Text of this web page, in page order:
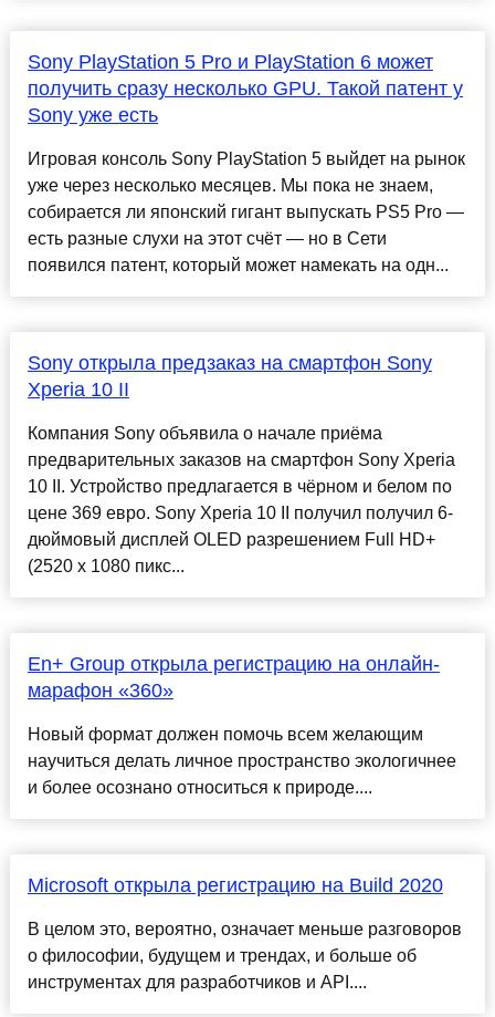
Sony PlayStation 5 Pro и PlayStation 6 может
получить сразу несколько GPU. Такой патент у
Sony уже есть
Игровая консоль Sony PlayStation 5 выйдет на рынок
уже через несколько месяцев. Мы пока не знаем,
собирается ли японский гигант выпускать PS5 Pro —
есть разные слухи на этот счёт — но в Сети
появился патент, который может намекать на одн...
Sony открыла предзаказ на смартфон Sony
Xperia 10 II
Компания Sony объявила о начале приёма
предварительных заказов на смартфон Sony Xperia
10 II. Устройство предлагается в чёрном и белом по
цене 369 евро. Sony Xperia 10 II получил получил 6-
дюймовый дисплей OLED разрешением Full HD+
(2520 х 1080 пикс...
En+ Group открыла регистрацию на онлайн-
марафон «360»
Новый формат должен помочь всем желающим
научиться делать личное пространство экологичнее
и более осознано относиться к природе....
Microsoft открыла регистрацию на Build 2020
В целом это, вероятно, означает меньше разговоров
о философии, будущем и трендах, и больше об
инструментах для разработчиков и API....